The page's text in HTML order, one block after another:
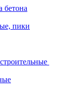
бетона
пики